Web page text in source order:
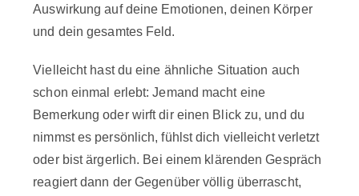
Auswirkung auf deine Emotionen, deinen Körper
und dein gesamtes Feld.
Vielleicht hast du eine ähnliche Situation auch
schon einmal erlebt: Jemand macht eine
Bemerkung oder wirft dir einen Blick zu, und du
nimmst es persönlich, fühlst dich vielleicht verletzt
oder bist ärgerlich. Bei einem klärenden Gespräch
reagiert dann der Gegenüber völlig überrascht,